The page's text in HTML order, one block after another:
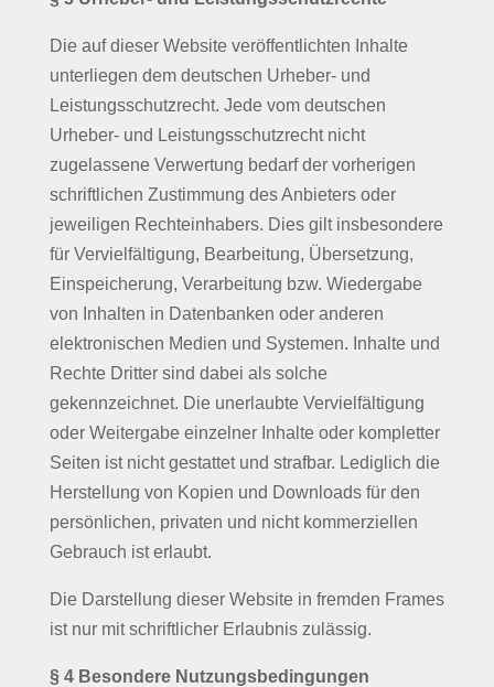
Die auf dieser Website veröffentlichten Inhalte
unterliegen dem deutschen Urheber- und
Leistungsschutzrecht. Jede vom deutschen
Urheber- und Leistungsschutzrecht nicht
zugelassene Verwertung bedarf der vorherigen
schriftlichen Zustimmung des Anbieters oder
jeweiligen Rechteinhabers. Dies gilt insbesondere
für Vervielfältigung, Bearbeitung, Übersetzung,
Einspeicherung, Verarbeitung bzw. Wiedergabe
von Inhalten in Datenbanken oder anderen
elektronischen Medien und Systemen. Inhalte und
Rechte Dritter sind dabei als solche
gekennzeichnet. Die unerlaubte Vervielfältigung
oder Weitergabe einzelner Inhalte oder kompletter
Seiten ist nicht gestattet und strafbar. Lediglich die
Herstellung von Kopien und Downloads für den
persönlichen, privaten und nicht kommerziellen
Gebrauch ist erlaubt.
Die Darstellung dieser Website in fremden Frames
ist nur mit schriftlicher Erlaubnis zulässig.
§ 4 Besondere Nutzungsbedingungen